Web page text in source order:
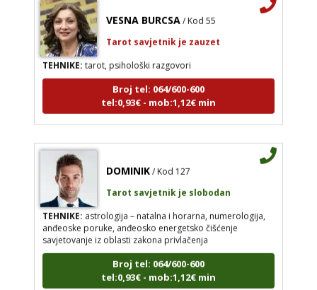
VESNA BURCSA / Kod 55
Tarot savjetnik je zauzet
TEHNIKE:tarot, psihološki razgovori
Broj tel: 064/600-600
tel:0,93€ - mob:1,12€ min
DOMINIK / Kod 127
Tarot savjetnik je slobodan
TEHNIKE:astrologija – natalna i horarna, numerologija,
anđeoske poruke, anđeosko energetsko čišćenje
savjetovanje iz oblasti zakona privlačenja
Broj tel: 064/600-600
tel:0,93€ - mob:1,12€ min